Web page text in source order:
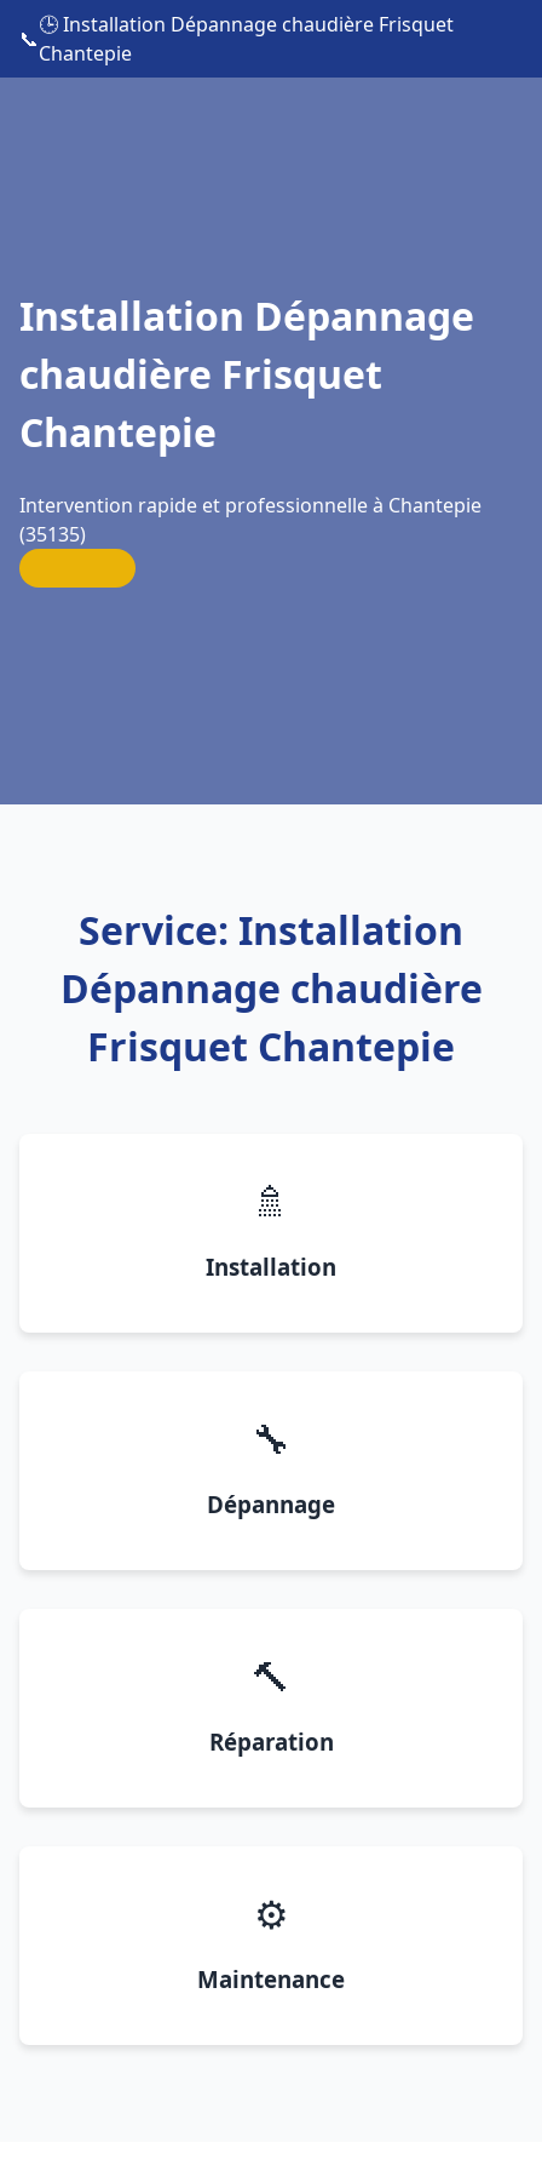
📞
🕒 Installation Dépannage chaudière Frisquet
Chantepie
Installation Dépannage
chaudière Frisquet
Chantepie
Intervention rapide et professionnelle à Chantepie
(35135)
Service: Installation
Dépannage chaudière
Frisquet Chantepie
🚿
Installation
🔧
Dépannage
🔨
Réparation
⚙️
Maintenance